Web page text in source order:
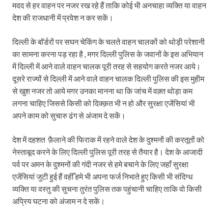
मदद से हर वाहन पर नजर रख रहे हैं ताकि कोई भी अनचाहा व्यक्ति या वाहन
देश की राजधानी में प्रवेश न कर सकें।
दिल्ली के बॉर्डरों पर सघन चेकिंग के चलते वाहन चालकों को थोड़ी परेशानी
का सामना करना पड़ रहा है , मगर दिल्ली पुलिस के जवानों के इस अभियान
में दिल्ली में आने वाले वाहन चालक पूरी तरह से सहयोग करते नजर आये।
दूसरे राज्यों से दिल्ली में आने वाले वाहन चालक दिल्ली पुलिस की इस मुहीम
से खुश नजर तो आये मगर उनका मानना था कि जांच में वक़्त थोड़ा कम
लगना चाहिए जिससे किसी को दिक्क़त भी न हो और सुरक्षा एजेंसियां भी
अपने काम को सुचारु ढंग से अंजाम दे सकें।
देश में दहशत फ़ैलाने की फिराक में रहने वाले देश के दुश्मनों की करतूतों को
नेस्ताबूद करने के लिए दिल्ली पुलिस पूरी तरह से तैयार है। देश के आजादी
पर्व पर अमन के दुश्मनों की गंदी नजर से हमे बचाने के लिए जहाँ सुरक्षा
एजेंसियां जुटी हुई हैं वहीँ हमे भी अपना फर्ज निभाते हुए किसी भी संदिग्ध
व्यक्ति या वस्तु की सुचना तुरंत पुलिस तक पहुंचानी चाहिए ताकि वो किसी
अप्रिय घटना को अंजाम न दे सकें।